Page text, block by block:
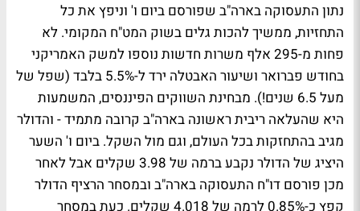
נתון התעסוקה בארה"ב שפורסם ביום ו' וניפץ את כל
התחזיות, ממשיך להכות גלים בשוק המט"ח המקומי. לא
פחות מ-295 אלף משרות חדשות נוספו למשק האמריקני
בחודש פברואר ושיעור האבטלה ירד ל-5.5% בלבד (שפל של
מעל 6.5 שנים!). מבחינת השווקים הפיננסים, המשמעות
היא שהעלאה ריבית ראשונה בארה"ב קרובה מתמיד - והדולר
מגיב בהתחזקות בכל העולם, וגם מול השקל. ביום ו' השער
היציג של הדולר נקבע ברמה של 3.98 שקלים אבל לאחר
מכן פורסם דו"ח התעסוקה בארה"ב ובמסחר הרציף הדולר
קפץ כ-0.85% לרמה של 4.018 שקלים. כעת במסחר